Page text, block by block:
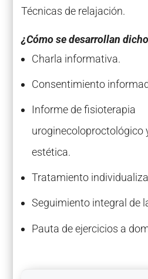
Técnicas de relajación.
¿Cómo se desarrollan
Charla informativa.
Consentimiento
Informe de fisioterapia
uroginecoloproctológico
estética.
Tratamiento
Seguimiento integral de
Pauta de ejercicios a